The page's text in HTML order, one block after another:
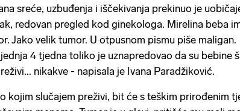
sreće, uzbuđenja i iščekivanja prekinuo je
redovan pregled kod ginekologa. Mirelina beba
Jako velik tumor. U otpusnom pismu piše maligan.
4 tjedna toliko je uznapredovao da su bebine
nikakve - napisala je Ivana Paradžiković.
kojim slučajem preživi, bit će s teškim prirođenim